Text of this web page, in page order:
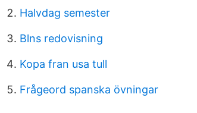
Halvdag semester
Blns redovisning
Kopa fran usa tull
Frågeord spanska övningar